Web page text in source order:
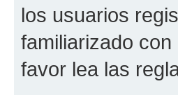
los usuarios
familiarizado
favor lea las